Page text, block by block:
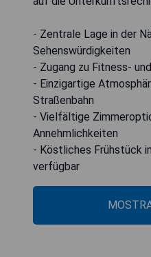
- Zentrale Lage in der
Sehenswürdigkeiten
- Zugang zu Fitness-
- Einzigartige
Straßenbahn
- Vielfältige
Annehmlichkeiten
- Köstliches Frühstück
verfügbar